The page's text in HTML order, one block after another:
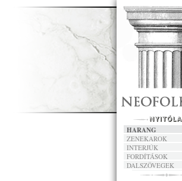
HARANG
ZENEKAROK
INTERJÚK
FORDÍTÁSOK
DALSZÖVEGEK